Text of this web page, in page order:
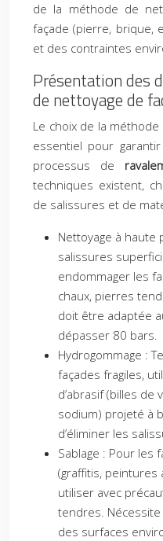
de la méthode de
façade (pierre, brique,
et des contraintes
Présentation des
de nettoyage de
Le choix de la
essentiel pour
processus de
techniques existent,
de salissures et de
Nettoyage à haute
salissures
endommager les
chaux, pierres
doit être adaptée
dépasser 80 bars.
Hydrogommage :
façades fragiles,
d’abrasif (billes de
sodium) projeté à
d’éliminer les
Sablage : Pour les
(graffitis, peintures
utiliser avec
tendres.
des surfaces